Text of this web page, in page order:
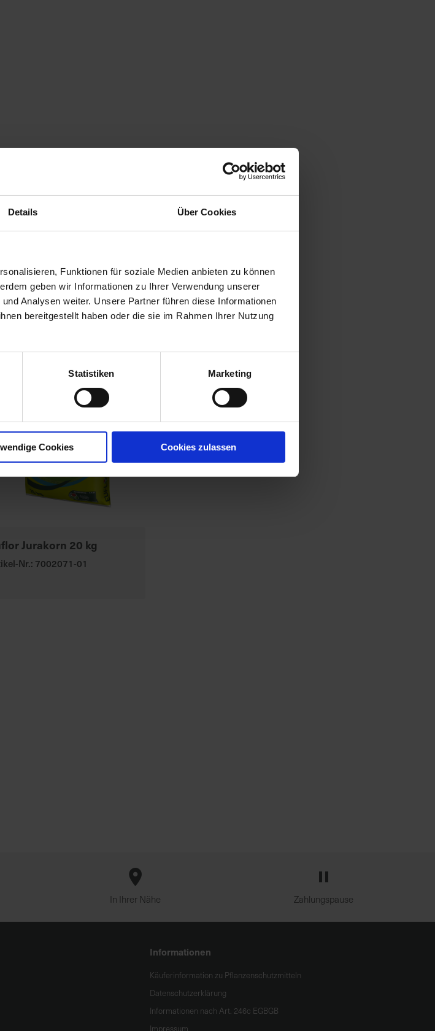
Details Über Cookies
Funktionen für soziale Medien anbieten zu können
geben wir Informationen zu Ihrer Verwendung unserer
Analysen weiter. Unsere Partner führen diese Informationen
bereitgestellt haben oder die sie im Rahmen Ihrer Nutzung
Statistiken Marketing
Cookies Cookies zulassen
Jurakorn 20 kg
Nr.: 7002071-01
In Ihrer Nähe Zahlungspause
Informationen
Käuferinformation zu Pflanzenschutzmitteln
Datenschutzerklärung
Informationen nach Art. 246c EGBGB
Impressum